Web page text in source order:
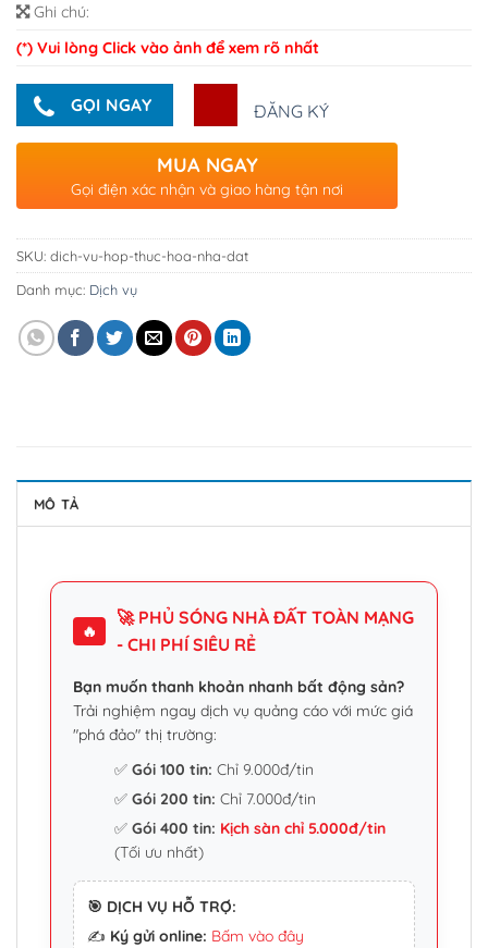
Ghi chú:
(*) Vui lòng Click vào ảnh để xem rõ nhất
GỌI NGAY ĐĂNG KÝ
MUA NGAY
Gọi điện xác nhận và giao hàng tận nơi
SKU: dich-vu-hop-thuc-hoa-nha-dat
Danh mục: Dịch vụ
MÔ TẢ
🔥
🚀 PHỦ SÓNG NHÀ ĐẤT TOÀN MẠNG
- CHI PHÍ SIÊU RẺ
Bạn muốn thanh khoản nhanh bất động sản?
Trải nghiệm ngay dịch vụ quảng cáo với mức giá
"phá đảo" thị trường:
✅Gói 100 tin: Chỉ 9.000đ/tin
✅Gói 200 tin: Chỉ 7.000đ/tin
✅Gói 400 tin: Kịch sàn chỉ 5.000đ/tin
(Tối ưu nhất)
🎯 DỊCH VỤ HỖ TRỢ:
✍️ Ký gửi online: Bấm vào đây